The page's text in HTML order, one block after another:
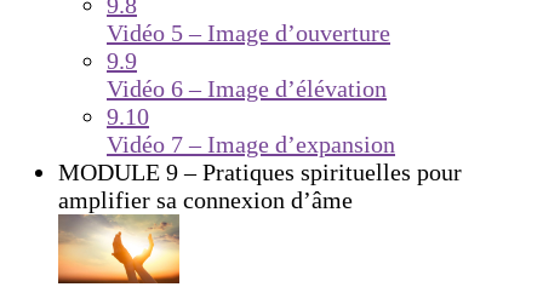
9.8
Vidéo 5 – Image d’ouverture
9.9
Vidéo 6 – Image d’élévation
9.10
Vidéo 7 – Image d’expansion
MODULE 9 – Pratiques spirituelles pour
amplifier sa connexion d’âme